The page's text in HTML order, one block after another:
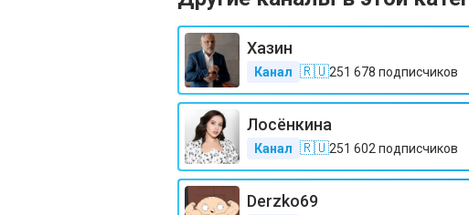
Хазин
Канал 🇷🇺251 678 подписчиков
Лосёнкина
Канал 🇷🇺251 602 подписчиков
Derzko69